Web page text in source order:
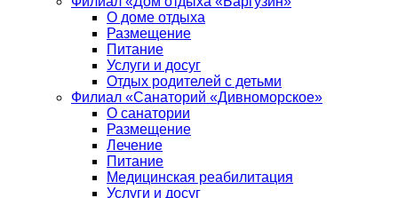
О доме отдыха
Размещение
Питание
Услуги и досуг
Отдых родителей с детьми
Филиал «Санаторий «Дивноморское»
О санатории
Размещение
Лечение
Питание
Медицинская реабилитация
Услуги и досуг